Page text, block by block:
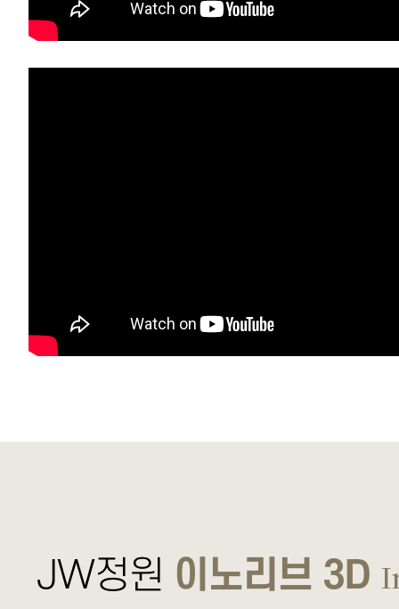
JW정원 이노리브 3D